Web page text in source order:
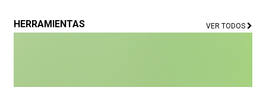
HERRAMIENTAS VER TODOS